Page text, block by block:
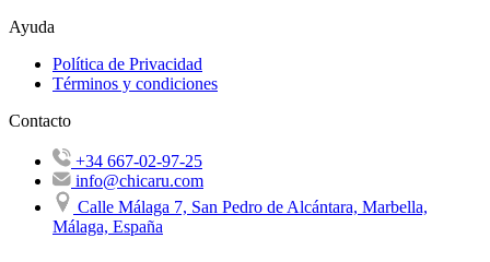
Ayuda
Política de Privacidad
Términos y condiciones
Contacto
+34 667-02-97-25
info@chicaru.com
Calle Málaga 7, San Pedro de Alcántara, Marbella,
Málaga, España